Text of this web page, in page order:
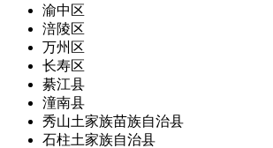
渝中区
涪陵区
万州区
长寿区
綦江县
潼南县
秀山土家族苗族自治县
石柱土家族自治县